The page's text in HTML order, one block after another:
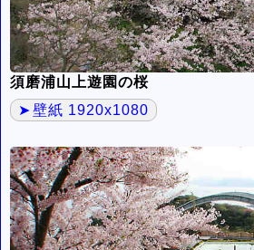
須磨浦山上遊園の桜
壁紙 1920x1080